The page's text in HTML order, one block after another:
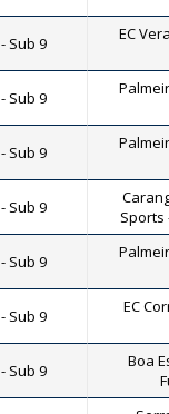
Sub 9 EC
Sub 9
Sub 9
Sub 9
Sports
Sub 9
Sub 9 EC
Sub 9
Boa